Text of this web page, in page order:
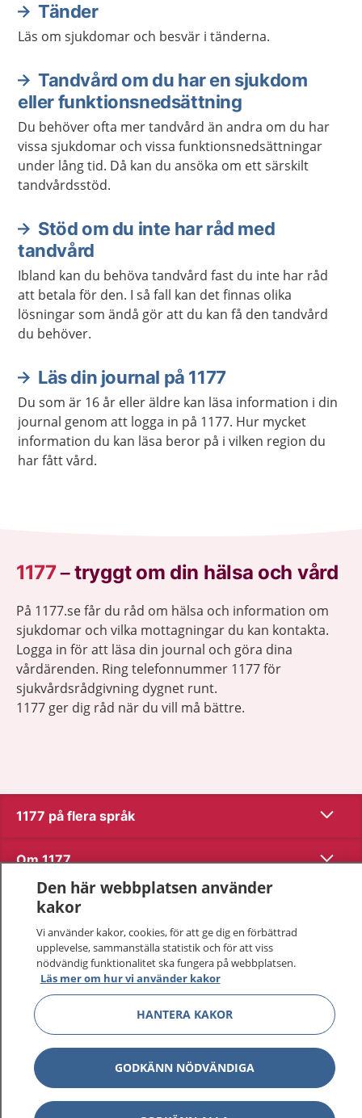
Tänder
Läs om sjukdomar och besvär i tänderna.
Tandvård om du har en sjukdom
eller funktionsnedsättning
Du behöver ofta mer tandvård än andra om du har
vissa sjukdomar och vissa funktionsnedsättningar
under lång tid. Då kan du ansöka om ett särskilt
tandvårdsstöd.
Stöd om du inte har råd med
tandvård
Ibland kan du behöva tandvård fast du inte har råd
att betala för den. I så fall kan det finnas olika
lösningar som ändå gör att du kan få den tandvård
du behöver.
Läs din journal på 1177
Du som är 16 år eller äldre kan läsa information i din
journal genom att logga in på 1177. Hur mycket
information du kan läsa beror på i vilken region du
har fått vård.
1177–tryggt om din hälsa och vård
På 1177.se får du råd om hälsa och information om
sjukdomar och vilka mottagningar du kan kontakta.
Logga in för att läsa din journal och göra dina
vårdärenden. Ring telefonnummer 1177 för
sjukvårdsrådgivning dygnet runt.
1177 ger dig råd när du vill må bättre.
1177 på flera språk Visa
Om 1177 Visa
Kontakt
Behandling av personuppgifter
Hantering av kakor
Inställningar för kakor
1177 – en tjänst frånInera.
Den här webbplatsen använder
kakor
Vi använder kakor, cookies, för att ge dig en förbättrad
upplevelse, sammanställa statistik och för att viss
nödvändig funktionalitet ska fungera på webbplatsen.
Läs mer om hur vi använder kakor
HANTERA KAKOR
GODKÄNN NÖDVÄNDIGA